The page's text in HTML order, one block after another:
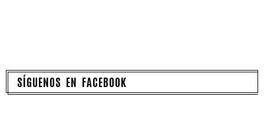
SÍGUENOS EN FACEBOOK